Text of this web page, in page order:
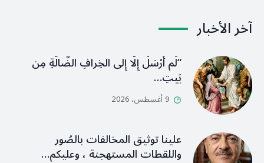
آخر الأخبار
“لَم أُرْسَلْ إِلَّا إِلى الخِرافِ الضَّالَّةِ مِن
بَيتِ…
9 أغسطس، 2026
علينا توثيق المخالفات بالصُور
واللقطات المستهجنة ، وعليكم…